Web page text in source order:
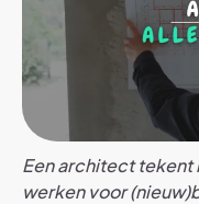
Een architect
werken voor